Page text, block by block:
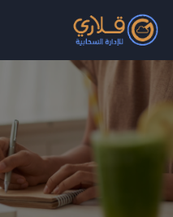
انتقال إلى المحتوى الرئيسي